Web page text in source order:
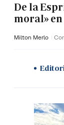
De la
moral»
Milton Merlo